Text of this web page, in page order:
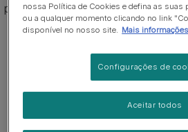
pelagem comprida e acetinada,
manchas coloridas (consulte o
manchas específicas castanhas.
20-28cm e pesam
nossa Política de Cookies e defina as suas
ou a qualquer momento clicando no link
disponível no nosso site.
Mais informações
Configurações de
Aceitar todos